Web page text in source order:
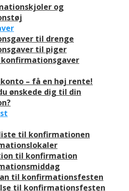
og
til drenge
til piger
konfirmationsgaver
– få en høj rente!
ønskede dig til din
til konfirmationen
til konfirmation
til konfirmationsfesten
til konfirmationsfesten